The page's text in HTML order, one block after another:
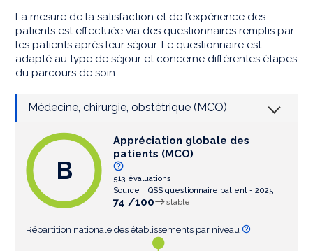
La mesure de la satisfaction et de l’expérience des
patients est effectuée via des questionnaires remplis par
les patients après leur séjour. Le questionnaire est
adapté au type de séjour et concerne différentes étapes
du parcours de soin.
Médecine, chirurgie, obstétrique (MCO)
Appréciation globale des
patients (MCO)
513 évaluations
Source : IQSS questionnaire patient - 2025
74 /100 stable
B
Répartition nationale des établissements par niveau